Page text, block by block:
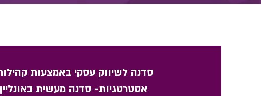
אסטרטגיות- סדנה מעשית באונליין